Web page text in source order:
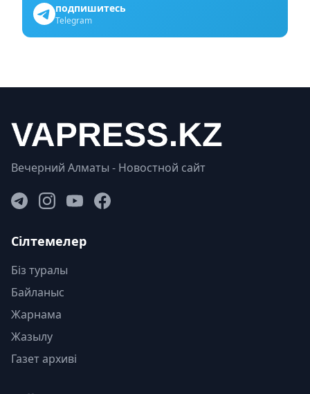
подпишитесь
Telegram
Вечерний Алматы - Новостной сайт
Сілтемелер
Біз туралы
Байланыс
Жарнама
Жазылу
Газет архиві